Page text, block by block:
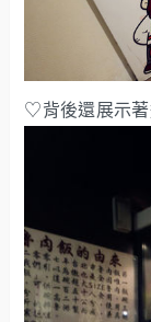
♡背後還展示著